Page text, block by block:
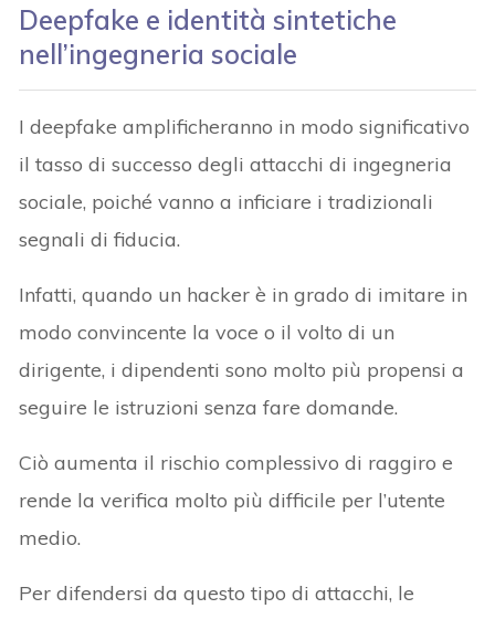
Deepfake e identità sintetiche
nell’ingegneria sociale
I deepfake amplificheranno in modo significativo
il tasso di successo degli attacchi di ingegneria
sociale, poiché vanno a inficiare i tradizionali
segnali di fiducia.
Infatti, quando un hacker è in grado di imitare in
modo convincente la voce o il volto di un
dirigente, i dipendenti sono molto più propensi a
seguire le istruzioni senza fare domande.
Ciò aumenta il rischio complessivo di raggiro e
rende la verifica molto più difficile per l’utente
medio.
Per difendersi da questo tipo di attacchi, le